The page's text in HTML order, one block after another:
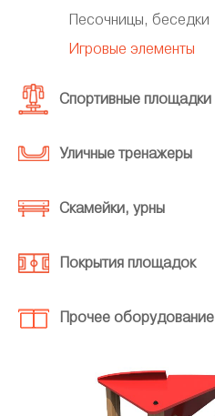
Песочницы, беседки
Игровые элементы
Спортивные площадки
Уличные тренажеры
Скамейки, урны
Покрытия площадок
Прочее оборудование